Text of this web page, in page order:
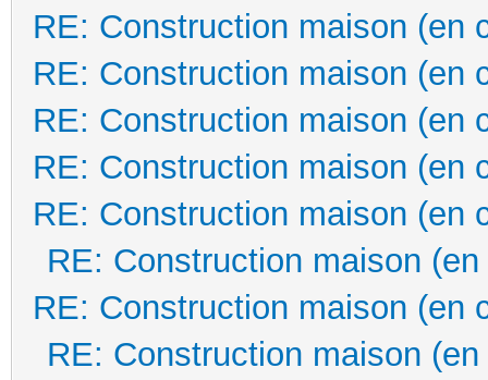
RE: Construction maison (en
RE: Construction maison (en
RE: Construction maison (en
RE: Construction maison (en
RE: Construction maison (en
RE: Construction maison
RE: Construction maison (en
RE: Construction maison